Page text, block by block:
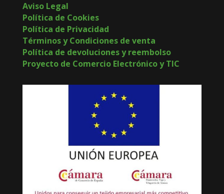
Aviso Legal
Política de Cookies
Política de Privacidad
Términos y Condiciones de venta
Política de devoluciones y reembolso
Proyecto de Comercio Electrónico y TIC